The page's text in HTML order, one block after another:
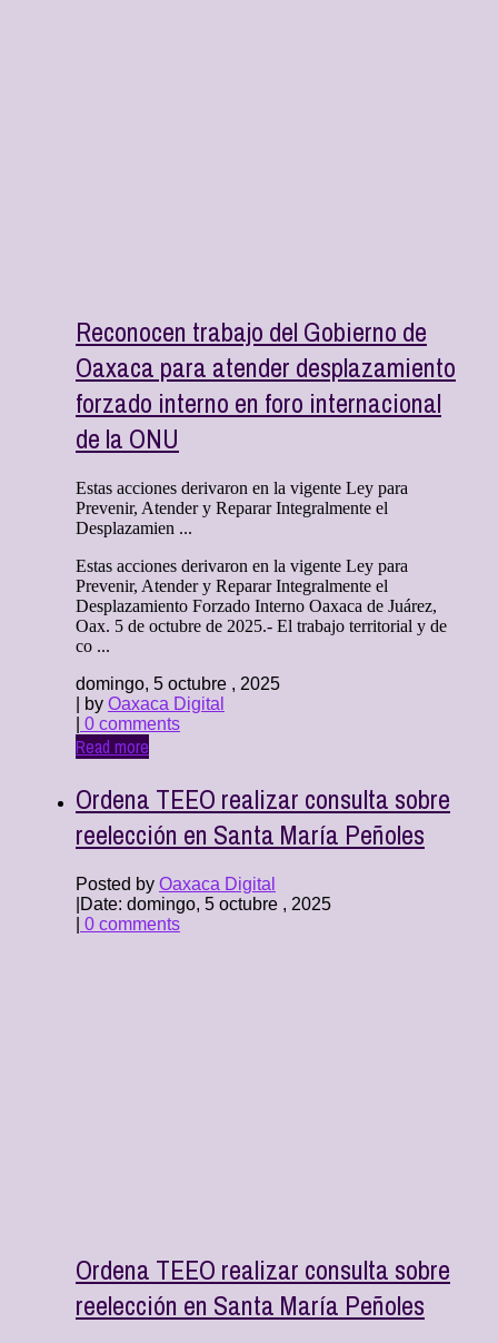
Reconocen trabajo del Gobierno de
Oaxaca para atender desplazamiento
forzado interno en foro internacional
de la ONU
Estas acciones derivaron en la vigente Ley para
Prevenir, Atender y Reparar Integralmente el
Desplazamien ...
Estas acciones derivaron en la vigente Ley para
Prevenir, Atender y Reparar Integralmente el
Desplazamiento Forzado Interno Oaxaca de Juárez,
Oax. 5 de octubre de 2025.- El trabajo territorial y de
co ...
domingo, 5 octubre , 2025
| by Oaxaca Digital
0 comments
Read more
Ordena TEEO realizar consulta sobre
reelección en Santa María Peñoles
Posted by Oaxaca Digital
Date: domingo, 5 octubre , 2025
0 comments
Ordena TEEO realizar consulta sobre
reelección en Santa María Peñoles